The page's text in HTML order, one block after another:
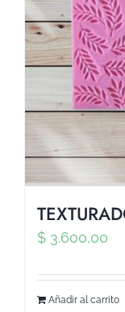
$ 3.600,00
Añadir al carrito